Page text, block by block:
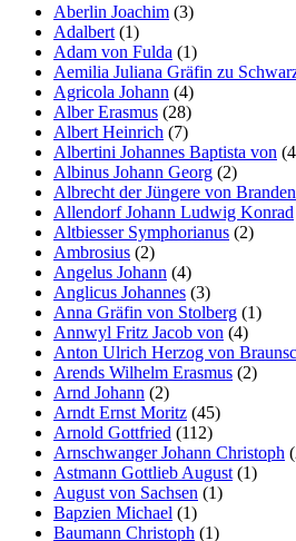
Aberlin Joachim (3)
Adalbert (1)
Adam von Fulda (1)
Aemilia Juliana Gräfin zu
Agricola Johann (4)
Alber Erasmus (28)
Albert Heinrich (7)
Albertini Johannes Baptista von
Albinus Johann Georg (2)
Albrecht der Jüngere von
Allendorf Johann Ludwig Konrad
Altbiesser Symphorianus (2)
Ambrosius (2)
Angelus Johann (4)
Anglicus Johannes (3)
Anna Gräfin von Stolberg (1)
Annwyl Fritz Jacob von (4)
Anton Ulrich Herzog von
Arends Wilhelm Erasmus (2)
Arnd Johann (2)
Arndt Ernst Moritz (45)
Arnold Gottfried (112)
Arnschwanger Johann Christoph
Astmann Gottlieb August (1)
August von Sachsen (1)
Bapzien Michael (1)
Baumann Christoph (1)